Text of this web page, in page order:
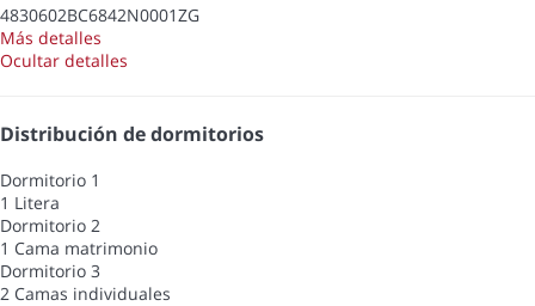
4830602BC6842N0001ZG
Más detalles
Ocultar detalles
Distribución de dormitorios
Dormitorio 1
1 Litera
Dormitorio 2
1 Cama matrimonio
Dormitorio 3
2 Camas individuales